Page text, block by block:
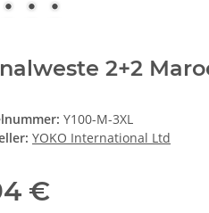
2+2
Y100-M-3XL
YOKO International Ltd
€